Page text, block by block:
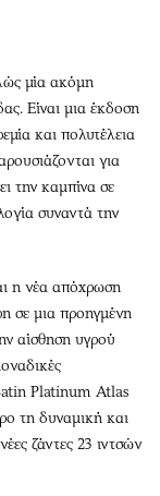
στην ''Κ''
μία ακόμη
Είναι μια έκδοση
και πολυτέλεια
για
την καμπίνα σε
συναντά την
η νέα απόχρωση
σε μια προηγμένη
αίσθηση υγρού
Platinum Atlas
τη δυναμική και
ζάντες 23 ιντσών